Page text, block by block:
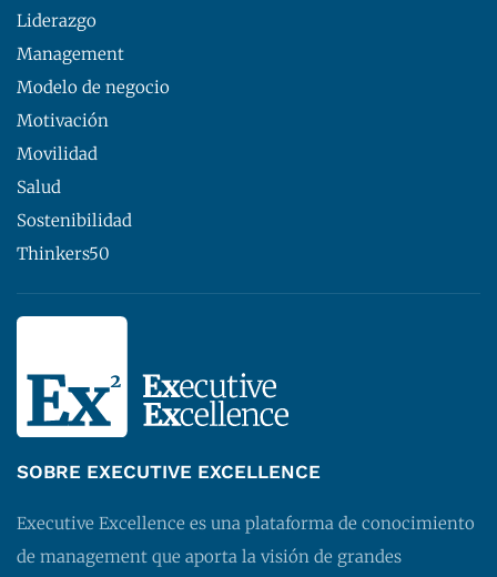
Liderazgo
Management
Modelo de negocio
Motivación
Movilidad
Salud
Sostenibilidad
Thinkers50
SOBRE EXECUTIVE EXCELLENCE
Executive Excellence es una plataforma de conocimiento
de management que aporta la visión de grandes